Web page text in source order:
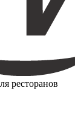
ресторанов